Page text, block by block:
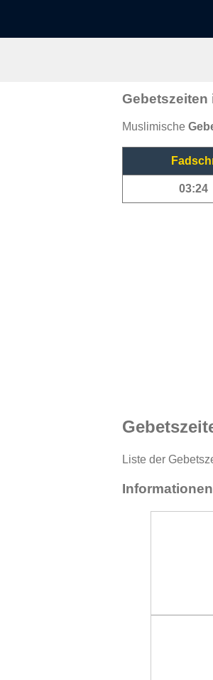
Gebetszeiten
Muslimische
03:24
Liste der